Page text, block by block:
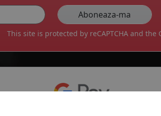
This site is protected by reCAPTCHA and the